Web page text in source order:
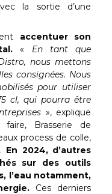
la sortie d’une
accentuer son
« En tant que
nous mettons
consignées. Nous
pour utiliser
cl, qui pourra être
», explique
Brasserie de
process de colle,
En 2024, d’autres
sur des outils
l’eau notamment,
Ces derniers